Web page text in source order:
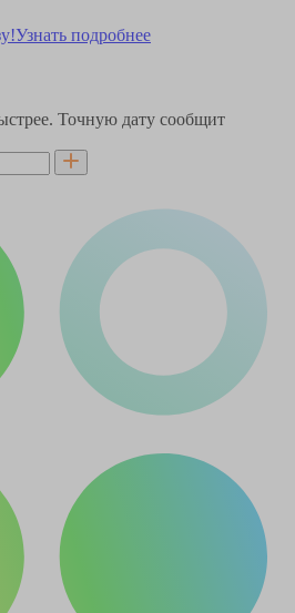
Узнать подробнее
Точную дату сообщит